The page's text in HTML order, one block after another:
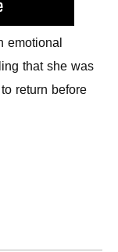
emotional
that she was
return before